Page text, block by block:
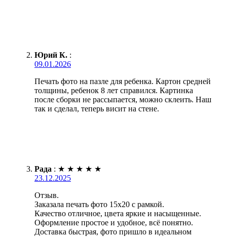
Юрий К. :
09.01.2026
Печать фото на пазле для ребенка. Картон средней
толщины, ребенок 8 лет справился. Картинка
после сборки не рассыпается, можно склеить. Наш
так и сделал, теперь висит на стене.
Рада : ★ ★ ★ ★ ★
23.12.2025
Отзыв.
Заказала печать фото 15х20 с рамкой.
Качество отличное, цвета яркие и насыщенные.
Оформление простое и удобное, всё понятно.
Доставка быстрая, фото пришло в идеальном